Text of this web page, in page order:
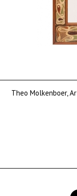
Theo Molkenboer,